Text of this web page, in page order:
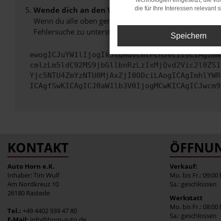
Wende dich an den Webseitenbetreiber.
Wenn du alle oben genannten Schritte versucht hast,
Fehlersuche zu unterstützen:
KONTAKT
Auto Horn e.K.
Inhaber: Tim Wulf
Am Nordkreuz 10
26180 Rastede
Tel.: +49 4402 939 47 80
Verkauf:
Mo. bis Fr.: 09:00
Sa.: geschlossen
Werkstatt
Mo. bis Fr.: 08:00
Sa.: geschlossen
die für Ihre Interessen relevant
Speichern